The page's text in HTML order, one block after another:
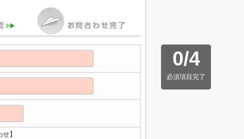
0/4
必須項目完了
】